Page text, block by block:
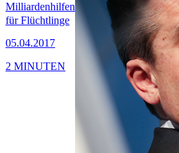
Milliardenhilfen
für Flüchtlinge
05.04.2017
2 MINUTEN